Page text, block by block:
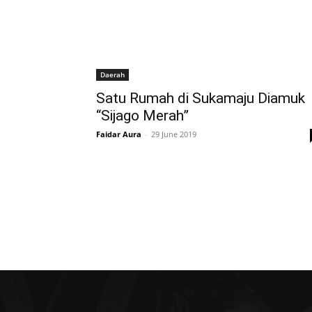
Daerah
Satu Rumah di Sukamaju Diamuk
“Sijago Merah”
Faidar Aura - 29 June 2019